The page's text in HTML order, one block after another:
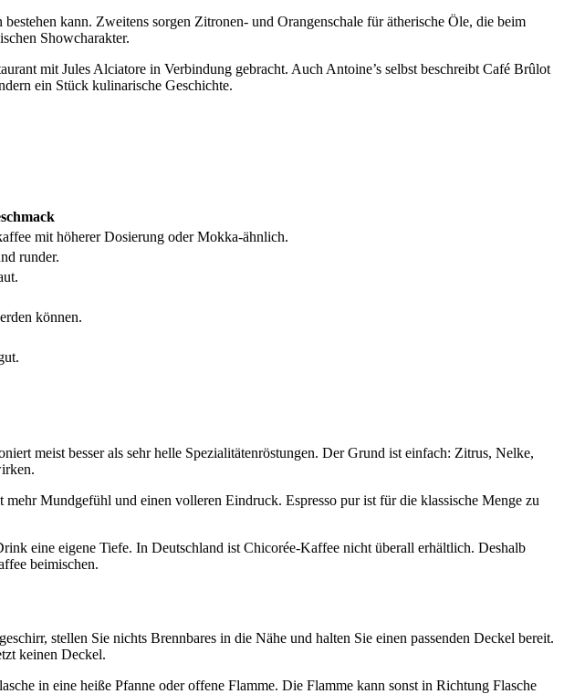
kann. Zweitens sorgen Zitronen- und Orangenschale für ätherische Öle, die beim
Showcharakter.
mit Jules Alciatore in Verbindung gebracht. Auch Antoine’s selbst beschreibt Café Brûlot
ein Stück kulinarische Geschichte.
mit höherer Dosierung oder Mokka-ähnlich.
runder.
können.
meist besser als sehr helle Spezialitätenröstungen. Der Grund ist einfach: Zitrus, Nelke,
Mundgefühl und einen volleren Eindruck. Espresso pur ist für die klassische Menge zu
eine eigene Tiefe. In Deutschland ist Chicorée-Kaffee nicht überall erhältlich. Deshalb
beimischen.
stellen Sie nichts Brennbares in die Nähe und halten Sie einen passenden Deckel bereit.
keinen Deckel.
in eine heiße Pfanne oder offene Flamme. Die Flamme kann sonst in Richtung Flasche